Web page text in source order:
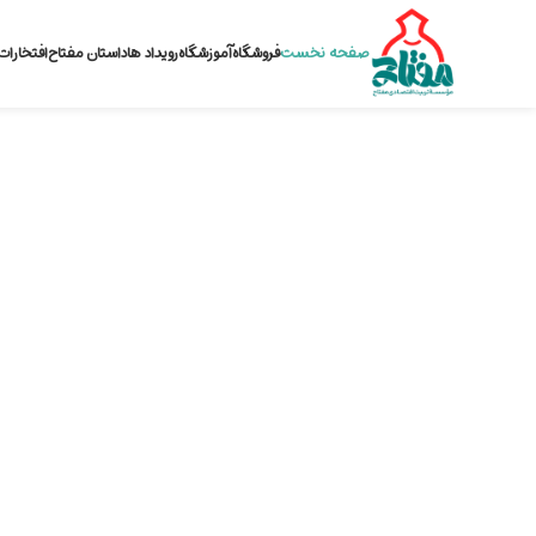
صفحه نخستفروشگاهآموزشگاهرویداد هاداستان مفتاح